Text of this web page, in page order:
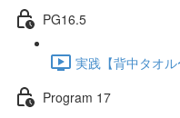
PG16.5
実践【背中タオ
Program 17